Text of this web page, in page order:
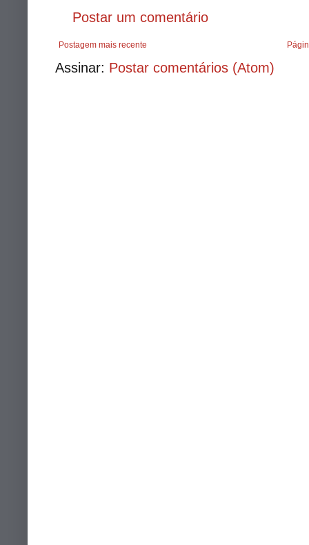
Postar um comentário
Postagem mais recente
Assinar: Postar comentários (Atom)